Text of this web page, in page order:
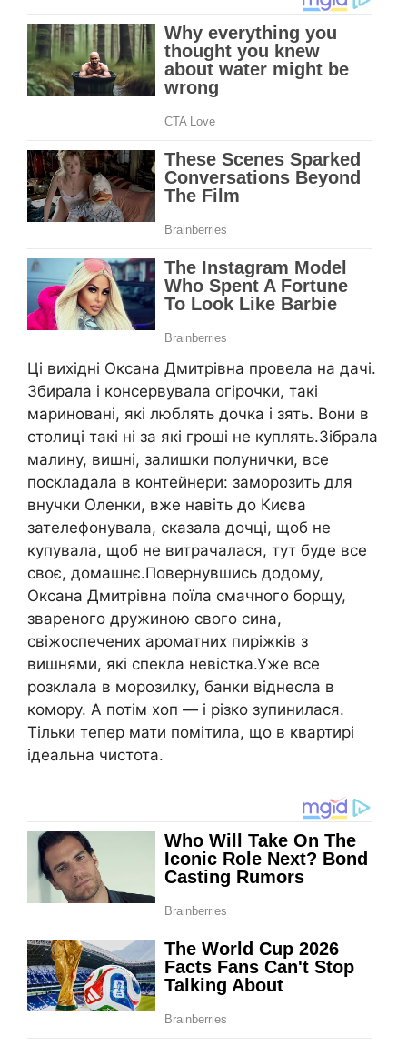
Ці вихідні Оксана Дмитрівна провела на дачі.
Збирала і консервувала огірочки, такі
мариновані, які люблять дочка і зять. Вони в
столиці такі ні за які гроші не куплять.Зібрала
малину, вишні, залишки полунички, все
поскладала в контейнери: заморозить для
внучки Оленки, вже навіть до Києва
зателефонувала, сказала дочці, щоб не
купувала, щоб не витрачалася, тут буде все
своє, домашнє.Повернувшись додому,
Оксана Дмитрівна поїла смачного борщу,
звареного дружиною свого сина,
свіжоспечених ароматних пиріжків з
вишнями, які спекла невістка.Уже все
розклала в морозилку, банки віднесла в
комору. А потім хоп — і різко зупинилася.
Тільки тепер мати помітила, що в квартирі
ідеальна чистота.